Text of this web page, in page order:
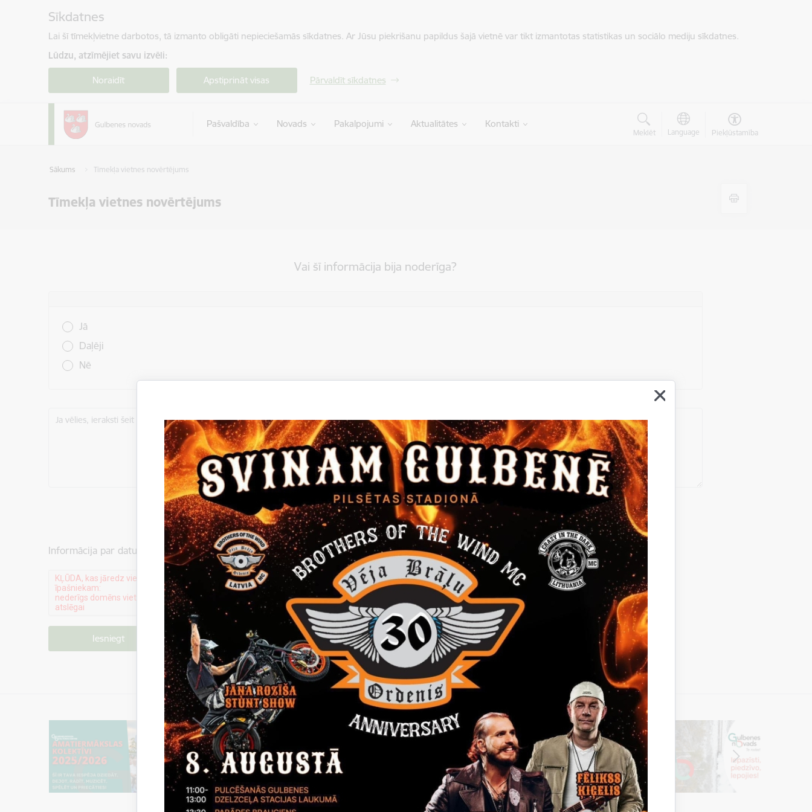
Sīkdatnes
Lai šī tīmekļvietne darbotos, tā izmanto obligāti nepieciešamās sīkdatnes. Ar Jūsu piekrišanu papildus šajā vietnē var tikt izmantotas statistikas un sociālo mediju sīkdatnes.
Lūdzu, atzīmējiet savu izvēli:
Noraidīt Apstiprināt visas Pārvaldīt sīkdatnes
Pašvaldība Novads Pakalpojumi Aktualitātes Kontakti
Meklēt Language Piekļūstamība
Sākums Tīmekļa vietnes novērtējums
Tīmekļa vietnes novērtējums
Vai šī informācija bija noderīga?
Jā
Daļēji
Nē
Ja vēlies, ieraksti šeit komentāru
Vēlos atstāt savu e-pastu saziņai
Informācija par datu apstrādi ir atrodama sadaļā:Privātuma politika